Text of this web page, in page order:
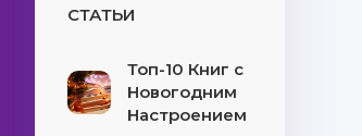
СТАТЬИ
Топ-10 Книг с
Новогодним
Настроением